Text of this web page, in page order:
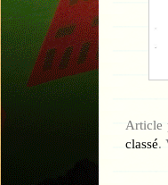
Article
classé.